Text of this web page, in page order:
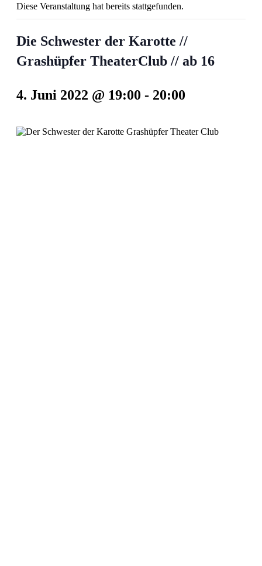
Diese Veranstaltung hat bereits stattgefunden.
Die Schwester der Karotte //
Grashüpfer TheaterClub // ab 16
4. Juni 2022 @ 19:00 - 20:00